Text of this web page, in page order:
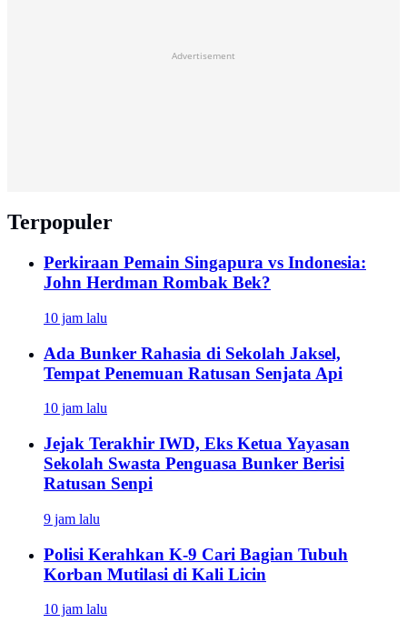
Advertisement
Terpopuler
Perkiraan Pemain Singapura vs Indonesia:
John Herdman Rombak Bek?
10 jam lalu
Ada Bunker Rahasia di Sekolah Jaksel,
Tempat Penemuan Ratusan Senjata Api
10 jam lalu
Jejak Terakhir IWD, Eks Ketua Yayasan
Sekolah Swasta Penguasa Bunker Berisi
Ratusan Senpi
9 jam lalu
Polisi Kerahkan K-9 Cari Bagian Tubuh
Korban Mutilasi di Kali Licin
10 jam lalu